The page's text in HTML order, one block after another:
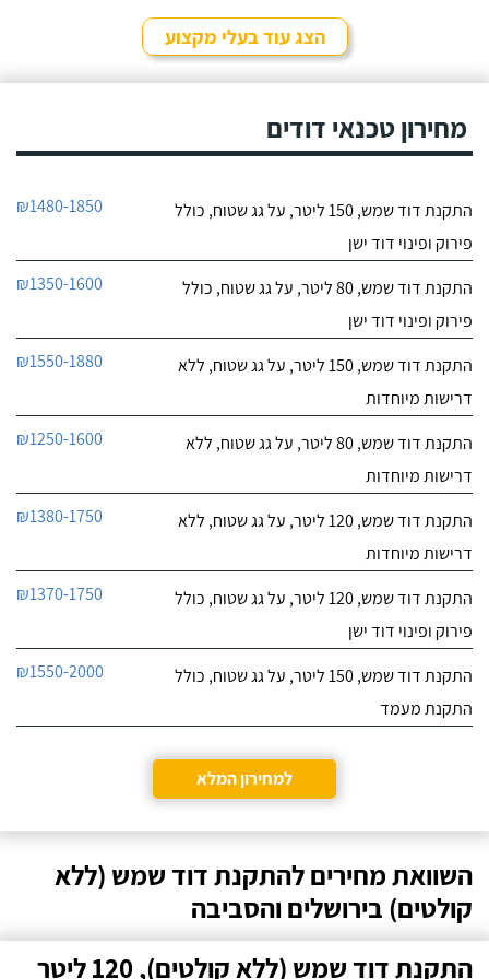
הלב! פניתי אליהם לצורך
החלפת דוד שמש ללא
התרשמתי ממנו לטובה.
חייג עכשיו
הצג עוד בעלי מקצוע
מחירון טכנאי דודים
התקנת דוד שמש, 150 ליטר, על גג שטוח, כולל
פירוק ופינוי דוד ישן
₪1480-1850
התקנת דוד שמש, 80 ליטר, על גג שטוח, כולל
פירוק ופינוי דוד ישן
₪1350-1600
התקנת דוד שמש, 150 ליטר, על גג שטוח, ללא
דרישות מיוחדות
₪1550-1880
התקנת דוד שמש, 80 ליטר, על גג שטוח, ללא
דרישות מיוחדות
₪1250-1600
התקנת דוד שמש, 120 ליטר, על גג שטוח, ללא
דרישות מיוחדות
₪1380-1750
התקנת דוד שמש, 120 ליטר, על גג שטוח, כולל
פירוק ופינוי דוד ישן
₪1370-1750
התקנת דוד שמש, 150 ליטר, על גג שטוח, כולל
התקנת מעמד
₪1550-2000
למחירון המלא
השוואת מחירים להתקנת דוד שמש (ללא
קולטים) בירושלים והסביבה
התקנת דוד שמש (ללא קולטים), 120 ליטר